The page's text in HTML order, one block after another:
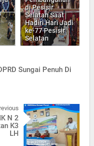
di Pesisir
Selatan Saat
Hadiri Hari Jadi
ke-77 Pesisir
Selatan
Sungai Penuh Di
N 2
K3
LH